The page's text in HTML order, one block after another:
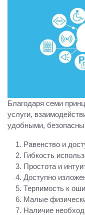
Благодаря семи
услуги,
удобными,
Равенство и
Гибкость
Простота и
Доступно
Терпимость к
Малые
Наличие